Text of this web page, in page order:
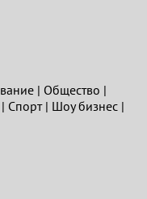
| Общество |
| Спорт| Шоу бизнес|